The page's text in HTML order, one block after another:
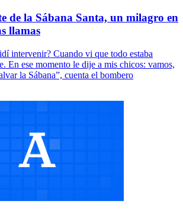
de la Sábana Santa, un milagro en
llamas
intervenir? Cuando vi que todo estaba
En ese momento le dije a mis chicos: vamos,
la Sábana”, cuenta el bombero